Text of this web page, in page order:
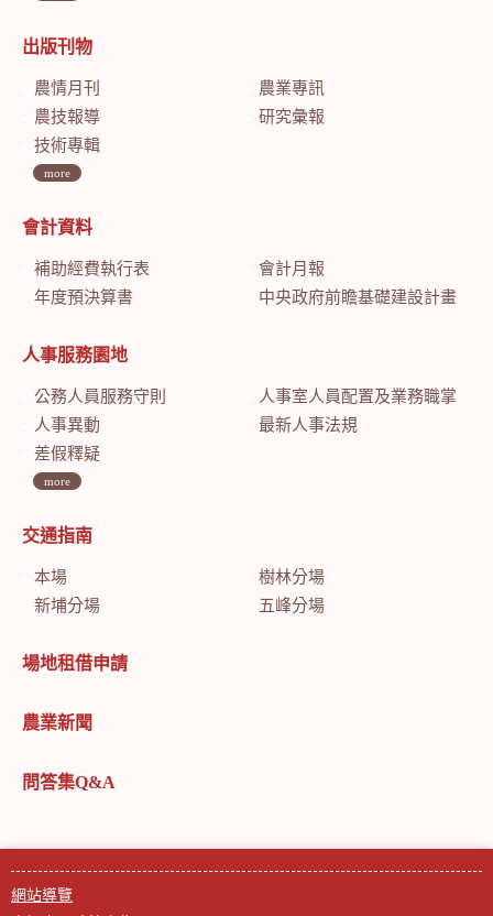
出版刊物
農情月刊
農業專訊
農技報導
研究彙報
技術專輯
more
會計資料
補助經費執行表
會計月報
年度預決算書
中央政府前瞻基礎建設計畫特別預算會計月報
人事服務園地
公務人員服務守則
人事室人員配置及業務職掌
人事異動
最新人事法規
差假釋疑
more
交通指南
本場
樹林分場
新埔分場
五峰分場
場地租借申請
農業新聞
問答集Q&A
網站導覽